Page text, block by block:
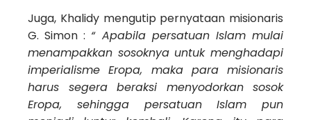
Juga, Khalidy mengutip pernyataan misionaris
G. Simon : “ Apabila persatuan Islam mulai
menampakkan sosoknya untuk menghadapi
imperialisme Eropa, maka para misionaris
harus segera beraksi menyodorkan sosok
Eropa, sehingga persatuan Islam pun